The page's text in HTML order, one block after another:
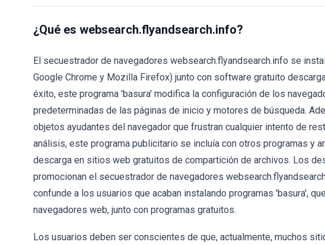
¿Qué es websearch.flyandsearch.info?
El secuestrador de navegadores websearch.flyandsearch.info se
Google Chrome y Mozilla Firefox) junto con software gratuito
éxito, este programa 'basura' modifica la configuración de los
predeterminadas de las páginas de inicio y motores de búsqueda.
objetos ayudantes del navegador que frustran cualquier intento de
análisis, este programa publicitario se incluía con otros programas y
descarga en sitios web gratuitos de compartición de archivos. Los
promocionan el secuestrador de navegadores
confunde a los usuarios que acaban instalando programas 'basura',
navegadores web, junto con programas gratuitos.
Los usuarios deben ser conscientes de que, actualmente, muchos